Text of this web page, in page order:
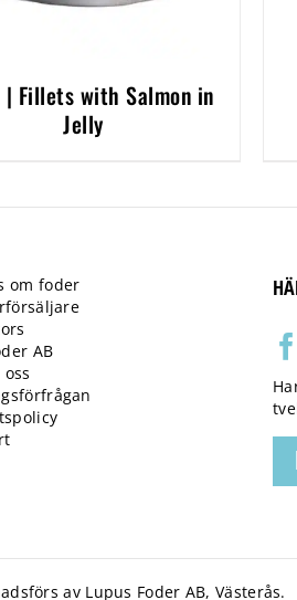
Fillets with Salmon in
Jelly
om foder
AB
av Lupus Foder AB, Västerås.